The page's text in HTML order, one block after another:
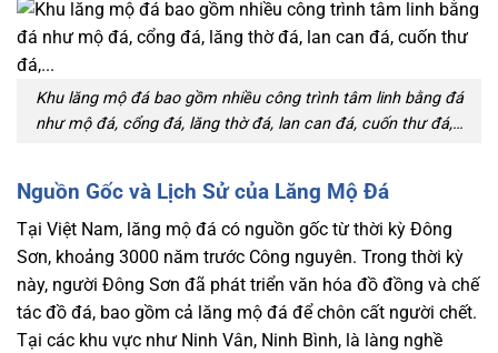
Khu lăng mộ đá bao gồm nhiều công trình tâm linh bằng đá
như mộ đá, cổng đá, lăng thờ đá, lan can đá, cuốn thư đá,…
Nguồn Gốc và Lịch Sử của Lăng Mộ Đá
Tại Việt Nam, lăng mộ đá có nguồn gốc từ thời kỳ Đông
Sơn, khoảng 3000 năm trước Công nguyên. Trong thời kỳ
này, người Đông Sơn đã phát triển văn hóa đồ đồng và chế
tác đồ đá, bao gồm cả lăng mộ đá để chôn cất người chết.
Tại các khu vực như Ninh Vân, Ninh Bình, là làng nghề